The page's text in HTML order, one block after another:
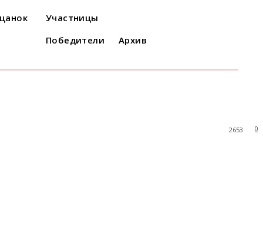
Участницы
Победители
Архив
0
2653